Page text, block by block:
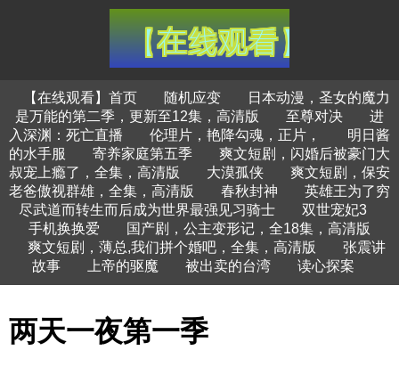
【在线观看】首页 随机应变
日本动漫，圣女的魔力
是万能的第二季，更新至12集，高清版
至尊对决
进
入深渊：死亡直播
伦理片，艳降勾魂，正片，
明日酱
的水手服
寄养家庭第五季
爽文短剧，闪婚后被豪门大
叔宠上瘾了，全集，高清版
大漠孤侠
爽文短剧，保安
老爸傲视群雄，全集，高清版
春秋封神
英雄王为了穷
尽武道而转生而后成为世界最强见习骑士
双世宠妃3
手机换换爱
国产剧，公主变形记，全18集，高清版
爽文短剧，薄总,我们拼个婚吧，全集，高清版
张震讲
故事
上帝的驱魔 被出卖的台湾 读心探案
两天一夜第一季